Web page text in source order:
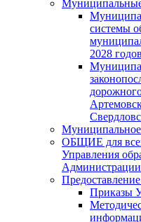
системы
2028
Муниципальное
ОБЩИЕ для
Управления
Администрации
Приказы